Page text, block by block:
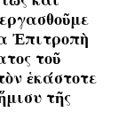
Ἐπιτροπὴ
τοῦ
ἑκάστοτε
τῆς